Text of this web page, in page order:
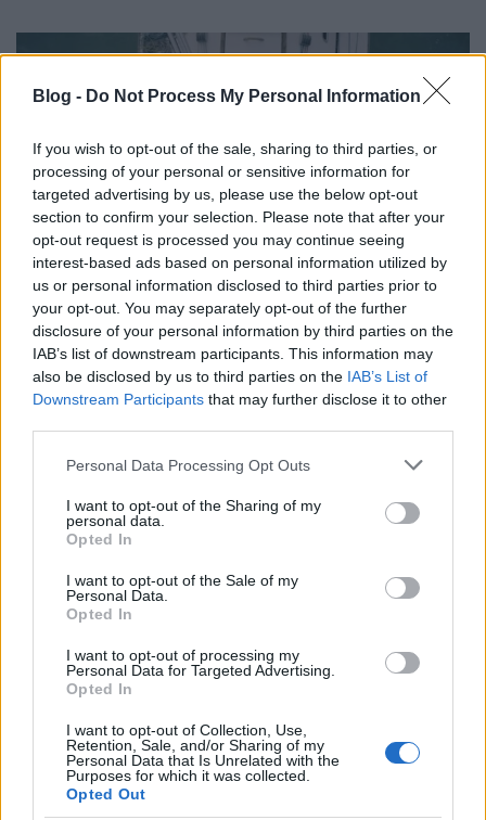
Blog - Do Not Process My Personal Information
If you wish to opt-out of the sale, sharing to third parties, or
processing of your personal or sensitive information for
targeted advertising by us, please use the below opt-out
section to confirm your selection. Please note that after your
opt-out request is processed you may continue seeing
interest-based ads based on personal information utilized by
us or personal information disclosed to third parties prior to
your opt-out. You may separately opt-out of the further
disclosure of your personal information by third parties on the
IAB’s list of downstream participants. This information may
also be disclosed by us to third parties on the IAB’s List of
Downstream Participants that may further disclose it to other
Please note that this website/app uses one or more Google
not limited to your visit or usage behaviour. You may click to
grant or deny consent to Google and its third-party tags to
use your data for below specified purposes in below Google
consent section.
Personal Data Processing Opt Outs
I want to opt-out of the Sharing of my
personal data.
Opted In
I want to opt-out of the Sale of my
Personal Data.
Opted In
I want to opt-out of processing my
Personal Data for Targeted Advertising.
Opted In
I want to opt-out of Collection, Use,
Retention, Sale, and/or Sharing of my
Personal Data that Is Unrelated with the
Purposes for which it was collected.
Opted Out
A 80 perces film alapkérdése nyilván az, hogy „elég-e
egy mozizáshoz, ha klipeket dobálnak egymás
után?” Szimlerék a 17 video nagy részében
következőt. Ha egy ötlet úgy kívánja, akkor akár azt
belső ritmusa pedig a nagy egészben is jó áramlást
alakít ki, és ebben szinte láthatatlan, de fontos
hosszának. A klipek már ismert ötletei
(kisvenkelések, ügyes látószög-választások, egyre
hogy mit kezdenek az alkotók a helyszínnel. Nos,
emblematikus képekből nincs hiány (naplemente a
erkélyek) és a balatoni kötelezők (tó, strand, hotel,
étterem, kemping, házibuli, éjszakai élet stb.) szinte
kivétel nélkül ügyesen kerülgetik a kliséket, igaz
ezzel együtt a legnagyobb is kimarad: nincs a